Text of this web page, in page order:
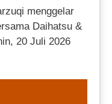
menggelar
Daihatsu &
20 Juli 2026